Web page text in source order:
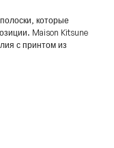
которые
Maison Kitsune
с принтом из